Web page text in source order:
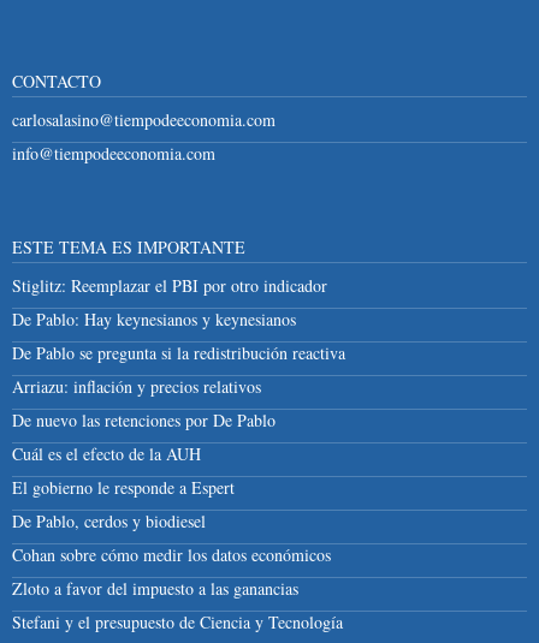
CONTACTO
carlosalasino@tiempodeeconomia.com
info@tiempodeeconomia.com
ESTE TEMA ES IMPORTANTE
Stiglitz: Reemplazar el PBI por otro indicador
De Pablo: Hay keynesianos y keynesianos
De Pablo se pregunta si la redistribución reactiva
Arriazu: inflación y precios relativos
De nuevo las retenciones por De Pablo
Cuál es el efecto de la AUH
El gobierno le responde a Espert
De Pablo, cerdos y biodiesel
Cohan sobre cómo medir los datos económicos
Zloto a favor del impuesto a las ganancias
Stefani y el presupuesto de Ciencia y Tecnología